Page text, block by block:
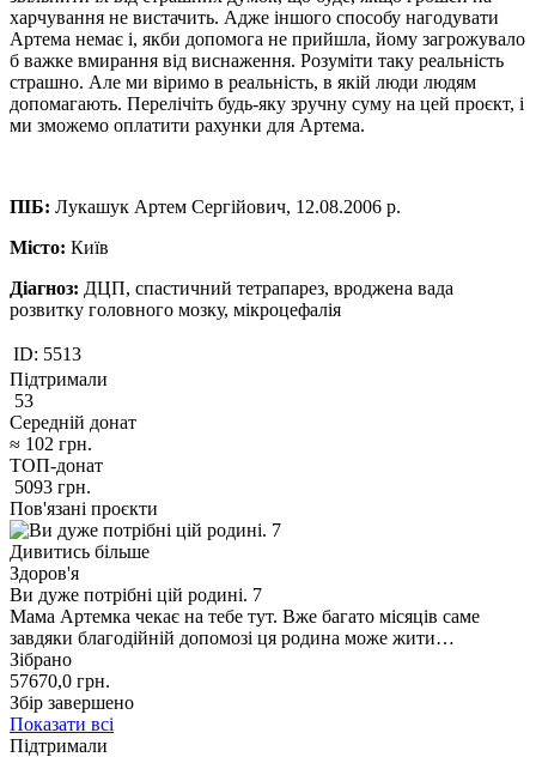
харчування не вистачить. Адже іншого способу нагодувати
Артема немає і, якби допомога не прийшла, йому загрожувало
б важке вмирання від виснаження. Розуміти таку реальність
страшно. Але ми віримо в реальність, в якій люди людям
допомагають. Перелічіть будь-яку зручну суму на цей проєкт, і
ми зможемо оплатити рахунки для Артема.
ПІБ: Лукашук Артем Сергійович, 12.08.2006 р.
Місто: Київ
Діагноз: ДЦП, спастичний тетрапарез, вроджена вада
розвитку головного мозку, мікроцефалія
ID: 5513
Підтримали
53
Середній донат
≈ 102 грн.
ТОП-донат
5093 грн.
Пов'язані проєкти
Дивитись більше
Здоров'я
Ви дуже потрібні цій родині. 7
Мама Артемка чекає на тебе тут. Вже багато місяців саме
завдяки благодійній допомозі ця родина може жити…
Зібрано
57670,0 грн.
Збір завершено
Показати всі
Підтримали